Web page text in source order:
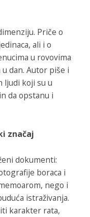
Priče o
ali i o
u rovovima
dan. Autor piše i
ljudi koji su u
da opstanu i
značaj
dokumenti:
boraca i
nego i
istraživanja.
karakter rata,